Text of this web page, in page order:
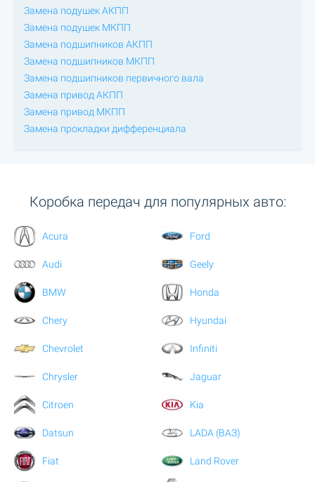
Замена подушек АКПП
Замена подушек МКПП
Замена подшипников АКПП
Замена подшипников МКПП
Замена подшипников первичного вала
Замена привод АКПП
Замена привод МКПП
Замена прокладки дифференциала
Коробка передач для популярных авто:
Acura
Audi
BMW
Chery
Chevrolet
Chrysler
Citroen
Datsun
Fiat
Ford
Geely
Honda
Hyundai
Infiniti
Jaguar
Kia
LADA (ВАЗ)
Land Rover